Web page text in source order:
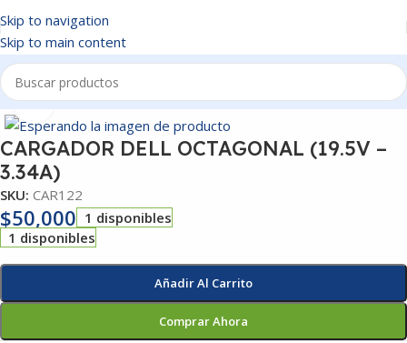
Skip to navigation
Skip to main content
Inicio/CARGADORES
Click to enlarge
CARGADOR DELL OCTAGONAL (19.5V –
3.34A)
SKU: CAR122
$50,000 1 disponibles
1 disponibles
Añadir Al Carrito
Comprar Ahora